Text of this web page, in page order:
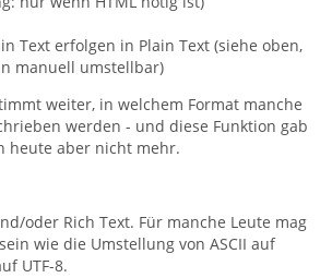
Text erfolgen in Plain Text (siehe oben,
manuell umstellbar)
weiter, in welchem Format manche
werden - und diese Funktion gab
heute aber nicht mehr.
oder Rich Text. Für manche Leute mag
wie die Umstellung von ASCII auf
UTF-8.